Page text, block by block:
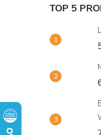
P
o
s
t
TOP 5